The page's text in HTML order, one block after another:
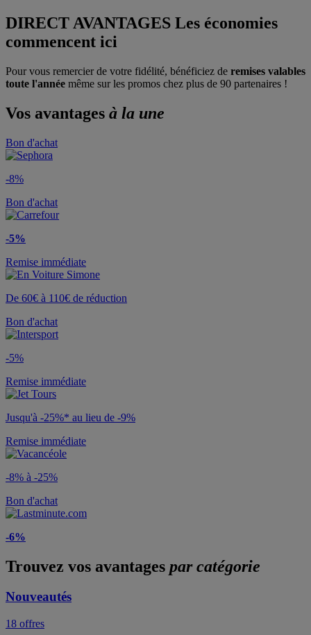
DIRECT AVANTAGES Les économies
commencent ici
Pour vous remercier de votre fidélité, bénéficiez de remises valables
toute l'année même sur les promos chez plus de 90 partenaires !
Vos avantages à la une
Bon d'achat
-8%
Bon d'achat
-5%
Remise immédiate
De 60€ à 110€ de réduction
Bon d'achat
-5%
Remise immédiate
Jusqu'à -25%* au lieu de -9%
Remise immédiate
-8% à -25%
Bon d'achat
-6%
Trouvez vos avantages par catégorie
Nouveautés
18 offres